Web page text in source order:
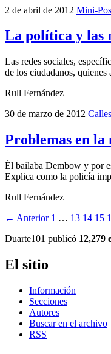
2 de abril de 2012 Mini-
La política y las
Las redes sociales,
de los ciudadanos, quienes
Rull Fernández
30 de marzo de 2012 Calles
Problemas en
Él bailaba Dembow y por
Explica como la policía
Rull Fernández
← Anterior 1 … 13 14 15
Duarte101 publicó 12,279
El sitio
Información
Secciones
Autores
Buscar en el archivo
RSS